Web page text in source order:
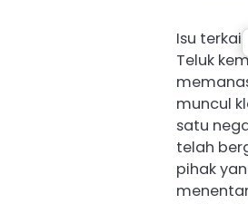
Isu
Teluk
muncul
satu
telah
pihak